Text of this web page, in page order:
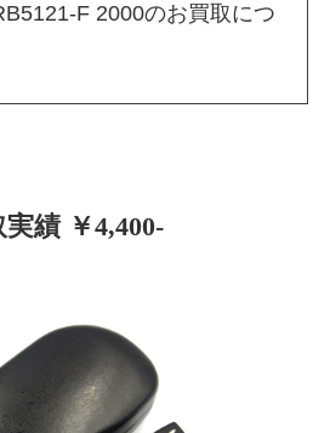
F 2000のお買取につ
実績 ￥4,400-